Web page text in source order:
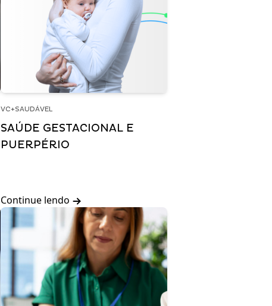
VC+SAUDÁVEL
SAÚDE GESTACIONAL E
PUERPÉRIO
Continue lendo